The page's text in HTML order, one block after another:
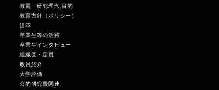
教育・研究理念,目的
教育方針（ポリシー）
沿革
卒業生等の活躍
卒業生インタビュー
組織図・定員
教員紹介
大学評価
公的研究費関連